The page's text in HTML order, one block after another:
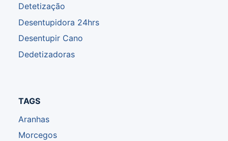
Detetização
Desentupidora 24hrs
Desentupir Cano
Dedetizadoras
TAGS
Aranhas
Morcegos